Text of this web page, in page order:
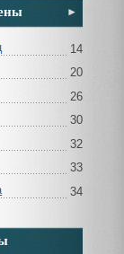
14
20
26
30
32
33
34